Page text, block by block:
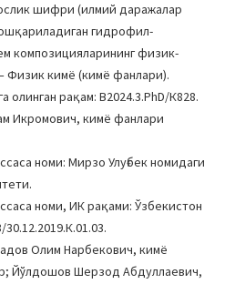
шифри (илмий даражалар
гидрофил-
композицияларининг физик-
Физик кимё (кимё фанлари).
олинган рақам: В2024.3.PhD/К828.
Икромович, кимё фанлари
номи: Мирзо Улуғбек номидаги
номи, ИК рақами: Ўзбекистон
Олим Нарбекович, кимё
Йўлдошов Шерзод Абдуллаевич,